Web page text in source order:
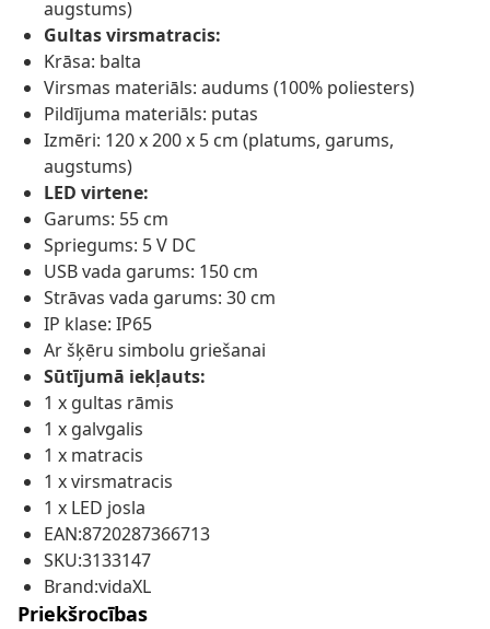
augstums)
Gultas virsmatracis:
Krāsa: balta
Virsmas materiāls: audums (100% poliesters)
Pildījuma materiāls: putas
Izmēri: 120 x 200 x 5 cm (platums, garums,
augstums)
LED virtene:
Garums: 55 cm
Spriegums: 5 V DC
USB vada garums: 150 cm
Strāvas vada garums: 30 cm
IP klase: IP65
Ar šķēru simbolu griešanai
Sūtījumā iekļauts:
1 x gultas rāmis
1 x galvgalis
1 x matracis
1 x virsmatracis
1 x LED josla
EAN:8720287366713
SKU:3133147
Brand:vidaXL
Priekšrocības